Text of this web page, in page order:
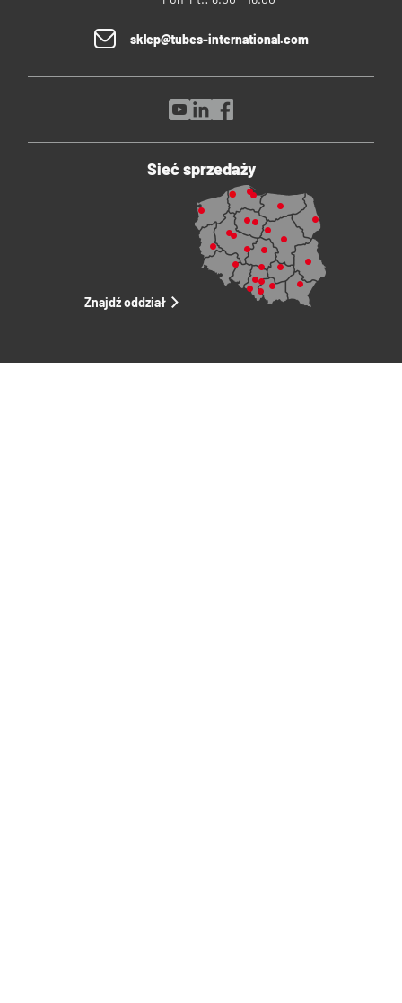
sklep@tubes-international.com
Sieć sprzedaży
Znajdź oddział